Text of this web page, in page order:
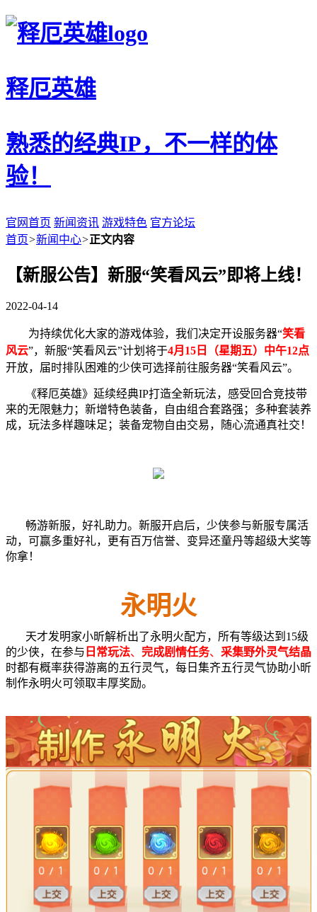
释厄英雄
熟悉的经典IP，不一样的体
验！
官网首页 新闻资讯 游戏特色 官方论坛
首页>新闻中心>正文内容
【新服公告】新服“笑看风云”即将上线！
2022-04-14
为持续优化大家的游戏体验，我们决定开设服务器“笑看
风云”，新服“笑看风云”计划将于4月15日（星期五）中午12点
开放，届时排队困难的少侠可选择前往服务器“笑看风云”。
《释厄英雄》延续经典IP打造全新玩法，感受回合竞技带
来的无限魅力；新增特色装备，自由组合套路强；多种套装养
成，玩法多样趣味足；装备宠物自由交易，随心流通真社交！
畅游新服，好礼助力。新服开启后，少侠参与新服专属活
动，可赢多重好礼，更有百万信誉、变异还童丹等超级大奖等
你拿！
永明火
天才发明家小昕解析出了永明火配方，所有等级达到15级
的少侠，在参与 日常玩法、 完成剧情任务、 采集野外灵气结晶
时都有概率获得游离的五行灵气，每日集齐五行灵气协助小昕
制作永明火可领取丰厚奖励。